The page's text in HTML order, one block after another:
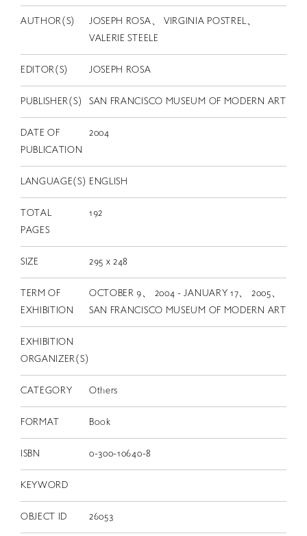
AUTHOR(S)
JOSEPH ROSA、 VIRGINIA POSTREL、
VALERIE STEELE
EDITOR(S) JOSEPH ROSA
PUBLISHER(S) SAN FRANCISCO MUSEUM OF MODERN ART
DATE OF
PUBLICATION
2004
LANGUAGE(S) ENGLISH
TOTAL
PAGES
192
SIZE 295 x 248
TERM OF
EXHIBITION
OCTOBER 9、 2004 - JANUARY 17、 2005、
SAN FRANCISCO MUSEUM OF MODERN ART
EXHIBITION
ORGANIZER(S)
CATEGORY Others
FORMAT Book
ISBN 0-300-10640-8
KEYWORD
OBJECT ID 26053